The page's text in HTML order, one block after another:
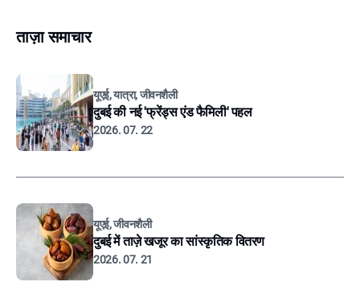
ताज़ा समाचार
यूएई, यात्रा, जीवनशैली
दुबई की नई 'फ्रेंड्स एंड फैमिली' पहल
2026. 07. 22
यूएई, जीवनशैली
दुबई में ताज़े खजूर का सांस्कृतिक वितरण
2026. 07. 21